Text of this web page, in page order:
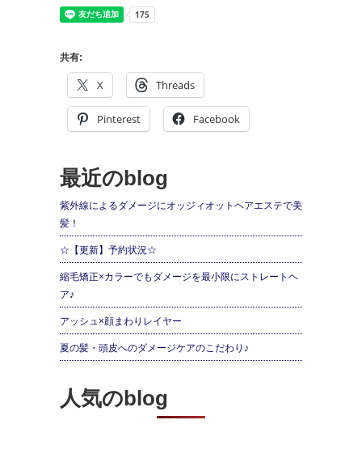
共有:
X Threads
Pinterest Facebook
最近のblog
紫外線によるダメージにオッジィオットヘアエステで美
髪！
☆【更新】予約状況☆
縮毛矯正×カラーでもダメージを最小限にストレートヘ
ア♪
アッシュ×顔まわりレイヤー
夏の髪・頭皮へのダメージケアのこだわり♪
人気のblog